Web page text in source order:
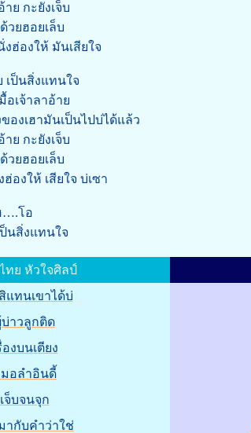
ย กะยังเจ็บ
วยฮอยเล็บ
ฮ่องให้ มันเสียใจ
เป็นสิ่งแทนใจ
อเจ้าลาอ้าย
องเฮามันเป็นไปบ่ได้แล้ว
ย กะยังเจ็บ
วยฮอยเล็บ
องให้ เสียใจ บ่เซา
….โอ
นสิ่งแทนใจ
ทย หัวใจศิลป์
แทนเขาได้บ่
บ่าวลูกติด
งบนเตียง
มอลำอินดี้
จ็บจนจุก
ากับคำว่าใช่